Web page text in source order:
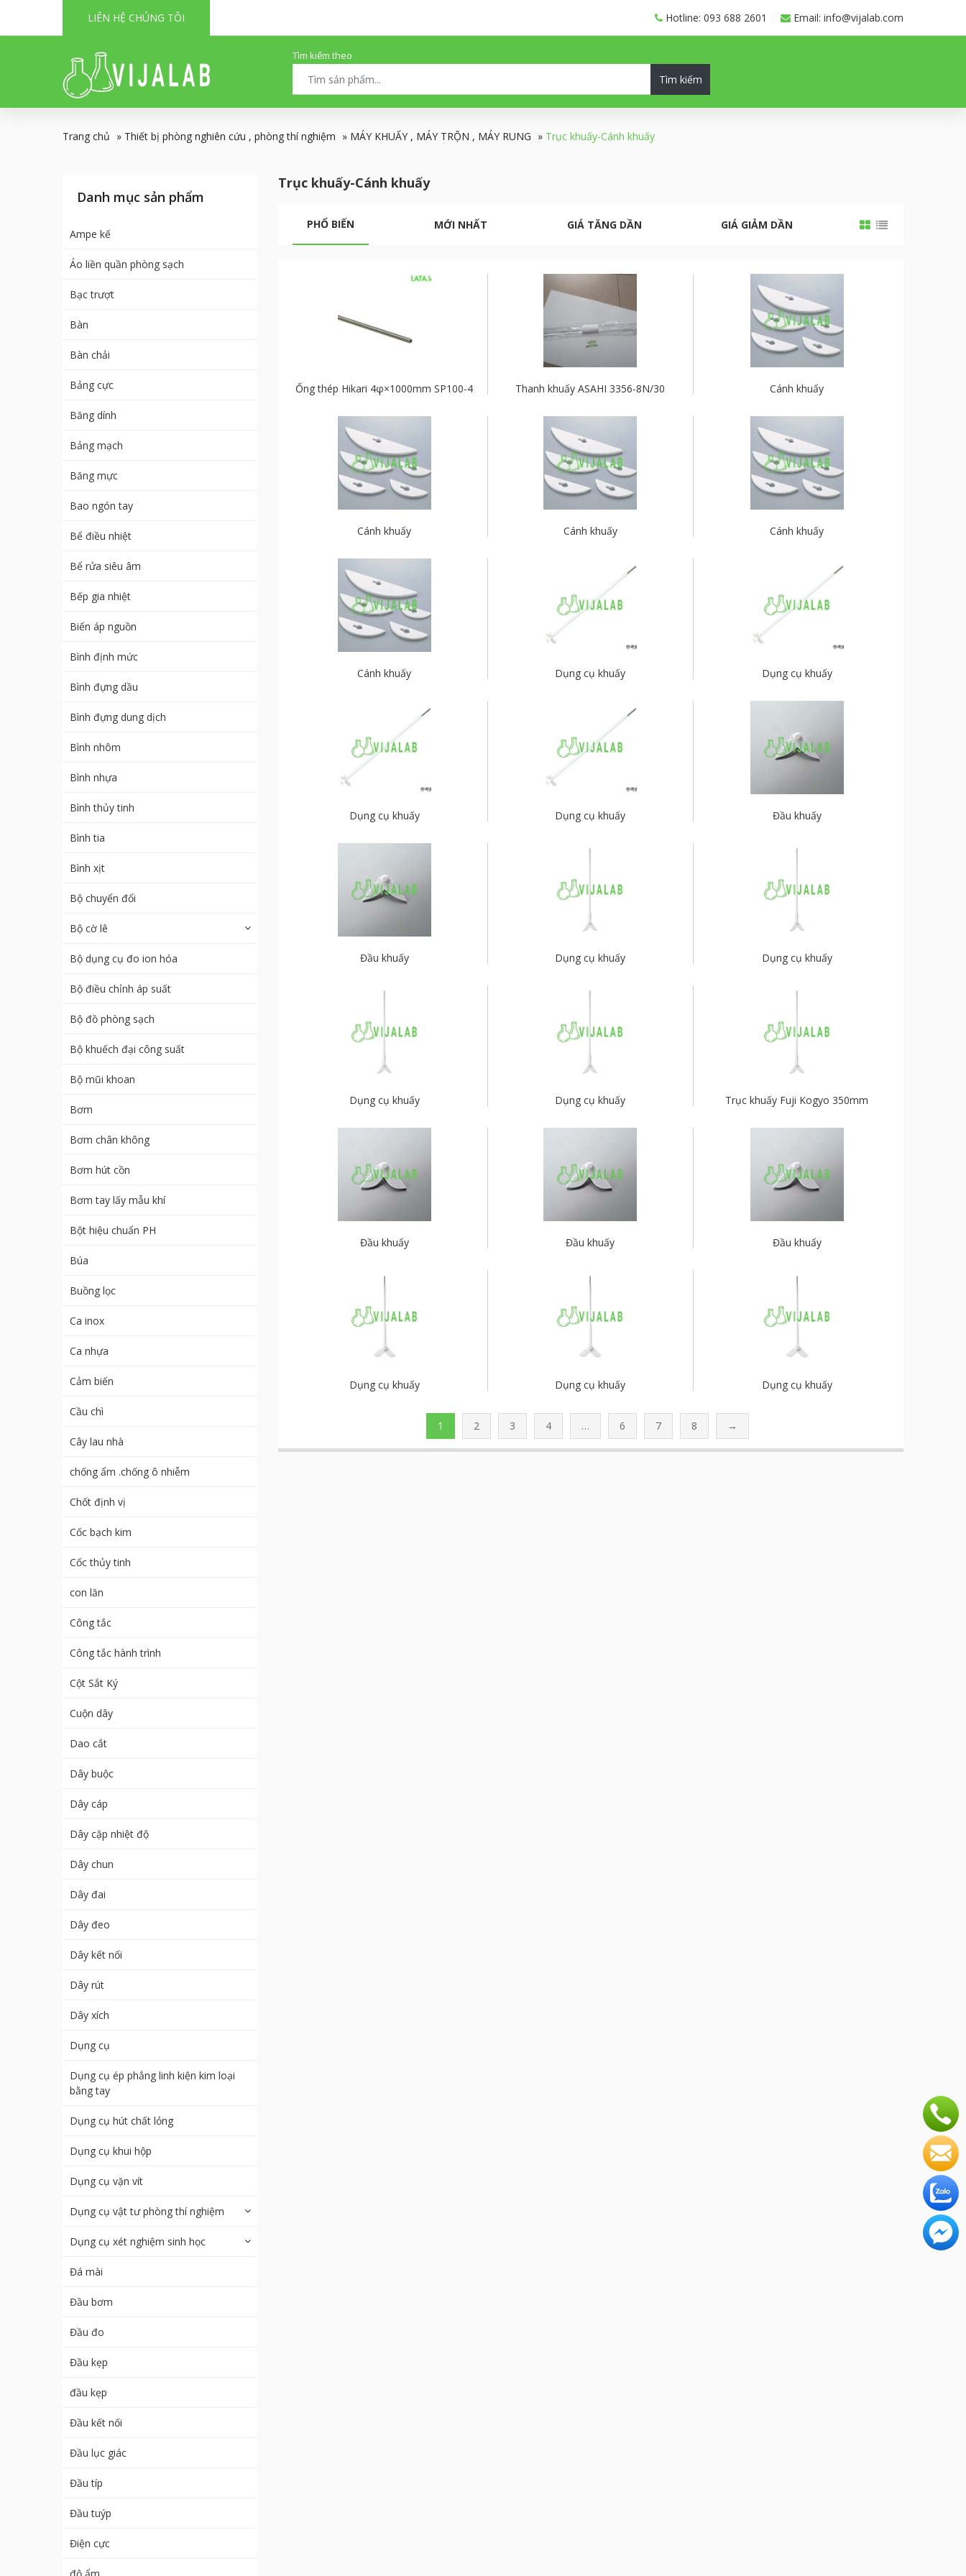
LIÊN HỆ CHÚNG TÔI Hotline: 093 688 2601 Email: info@vijalab.com
Tìm kiếm theo
Tìm kiếm
Trang chủ » Thiết bị phòng nghiên cứu , phòng thí nghiệm » MÁY KHUẤY , MÁY TRỘN , MÁY RUNG » Trục khuấy-Cánh khuấy
Danh mục sản phẩm
Ampe kế
Áo liền quần phòng sạch
Bạc trượt
Bàn
Bàn chải
Bảng cực
Băng dính
Bảng mạch
Băng mực
Bao ngón tay
Bể điều nhiệt
Bể rửa siêu âm
Bếp gia nhiệt
Biến áp nguồn
Bình định mức
Bình đựng dầu
Bình đựng dung dịch
Bình nhôm
Bình nhựa
Bình thủy tinh
Bình tia
Bình xịt
Bộ chuyển đổi
Bộ cờ lê
Bộ dụng cụ đo ion hóa
Bộ điều chỉnh áp suất
Bộ đồ phòng sạch
Bộ khuếch đại công suất
Bộ mũi khoan
Bơm
Bơm chân không
Bơm hút cồn
Bơm tay lấy mẫu khí
Bột hiệu chuẩn PH
Búa
Buồng lọc
Ca inox
Ca nhựa
Cảm biến
Cầu chì
Cây lau nhà
chống ẩm .chống ô nhiễm
Chốt định vị
Cốc bạch kim
Cốc thủy tinh
con lăn
Công tắc
Công tắc hành trình
Cột Sắt Ký
Cuộn dây
Dao cắt
Dây buộc
Dây cáp
Dây cặp nhiệt độ
Dây chun
Dây đai
Dây đeo
Dây kết nối
Dây rút
Dây xích
Dụng cụ
Dụng cụ ép phẳng linh kiện kim loại
bằng tay
Dụng cụ hút chất lỏng
Dụng cụ khui hộp
Dụng cụ vặn vít
Dụng cụ vật tư phòng thí nghiệm
Dụng cụ xét nghiệm sinh học
Đá mài
Đầu bơm
Đầu đo
Đầu kẹp
đầu kẹp
Đầu kết nối
Đầu lục giác
Đầu típ
Đầu tuýp
Điện cực
Trục khuấy-Cánh khuấy
PHỔ BIẾN MỚI NHẤT GIÁ TĂNG DẦN GIÁ GIẢM DẦN
Ống thép Hikari 4φ×1000mm SP100-4 Thanh khuấy ASAHI 3356-8N/30 Cánh khuấy
Cánh khuấy Cánh khuấy Cánh khuấy
Cánh khuấy Dụng cụ khuấy Dụng cụ khuấy
Dụng cụ khuấy Dụng cụ khuấy Đầu khuấy
Đầu khuấy Dụng cụ khuấy Dụng cụ khuấy
Dụng cụ khuấy Dụng cụ khuấy Trục khuấy Fuji Kogyo 350mm
Đầu khuấy Đầu khuấy Đầu khuấy
Dụng cụ khuấy Dụng cụ khuấy Dụng cụ khuấy
1 2 3 4 … 6 7 8 →